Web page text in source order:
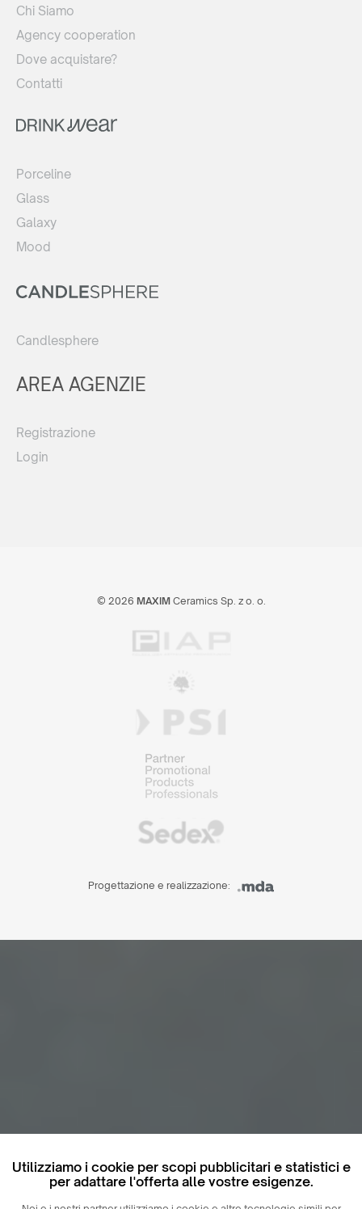
Chi Siamo
Agency cooperation
Dove acquistare?
Contatti
Porceline
Glass
Galaxy
Mood
Candlesphere
AREA AGENZIE
Registrazione
Login
© 2026 MAXIMCeramics Sp. z o. o.
Progettazione e realizzazione:
Utilizziamo i cookie per scopi pubblicitari e statistici e
per adattare l'offerta alle vostre esigenze.